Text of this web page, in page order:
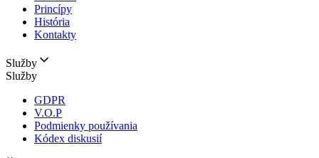
Princípy
História
Kontakty
Služby
Služby
GDPR
V.O.P
Podmienky používania
Kódex diskusií